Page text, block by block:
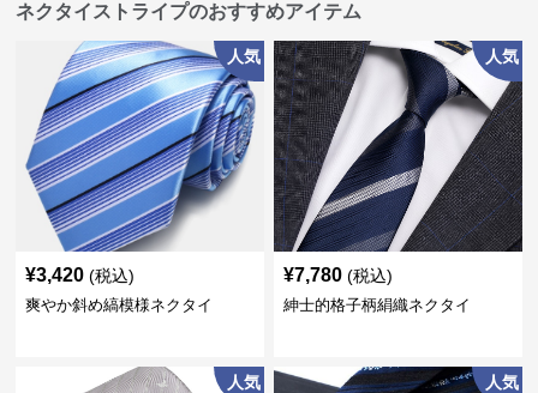
ネクタイストライプのおすすめアイテム
人気
¥3,420 (税込)
爽やか斜め縞模様ネクタイ
人気
¥7,780 (税込)
紳士的格子柄絹織ネクタイ
人気 人気